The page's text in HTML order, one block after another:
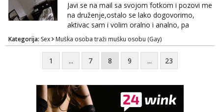
Javi se na mail sa svojom fotkom i pozovi me
na druženje,ostalo se lako dogovorimo,
aktivac sam i volim oralno i analno, pa
slobodno navedi što te pali ;)
Kategorija: Sex Muška osoba traži mušku osobu (Gay)
1 ... 7 8 9 ... 23